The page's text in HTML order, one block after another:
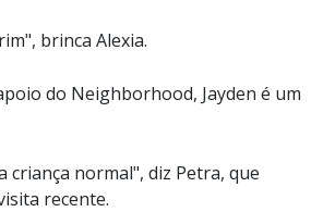
brinca Alexia.
do Neighborhood, Jayden é um
criança normal", diz Petra, que
recente.